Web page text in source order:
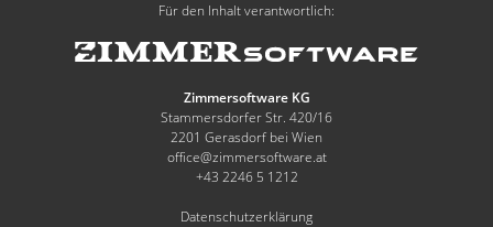
Für den Inhalt verantwortlich:
Zimmersoftware KG
Stammersdorfer Str. 420/16
2201 Gerasdorf bei Wien
office@zimmersoftware.at
+43 2246 5 1212
Datenschutzerklärung